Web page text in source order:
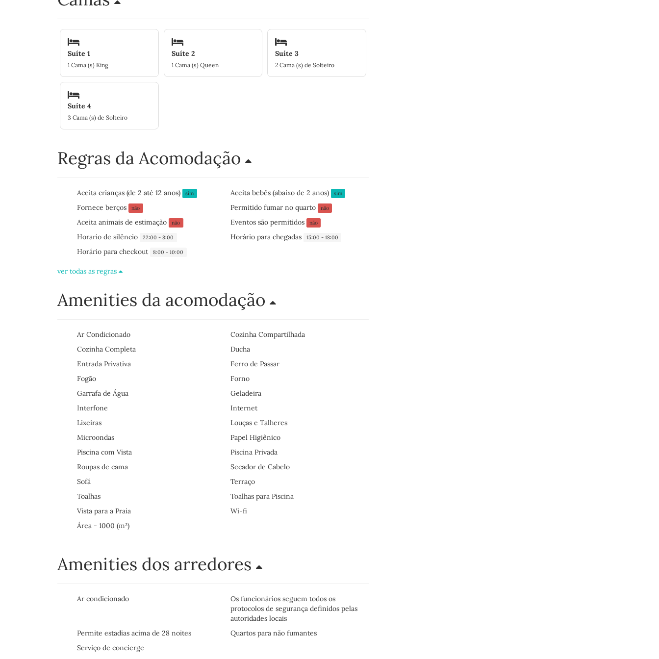
Suíte 1
1 Cama (s) King
Suíte 2
1 Cama (s) Queen
Suíte 3
2 Cama (s) de Solteiro
Suíte 4
3 Cama (s) de Solteiro
Regras da Acomodação
Aceita crianças (de 2 até 12 anos) sim Aceita bebês (abaixo de 2 anos) sim
Fornece berços não Permitido fumar no quarto não
Aceita animais de estimação não Eventos são permitidos não
Horario de silêncio 22:00 - 8:00 Horário para chegadas 15:00 - 18:00
Horário para checkout 8:00 - 10:00
ver todas as regras
Amenities da acomodação
Ar Condicionado
Cozinha Compartilhada
Cozinha Completa
Ducha
Entrada Privativa
Ferro de Passar
Fogão
Forno
Garrafa de Água
Geladeira
Interfone
Internet
Lixeiras
Louças e Talheres
Microondas
Papel Higiênico
Piscina com Vista
Piscina Privada
Roupas de cama
Secador de Cabelo
Sofá
Terraço
Toalhas
Toalhas para Piscina
Vista para a Praia
Wi-fi
Área - 1000 (m²)
Amenities dos arredores
Ar condicionado
Os funcionários seguem todos os
protocolos de segurança definidos pelas
autoridades locais
Permite estadias acima de 28 noites
Quartos para não fumantes
Serviço de concierge